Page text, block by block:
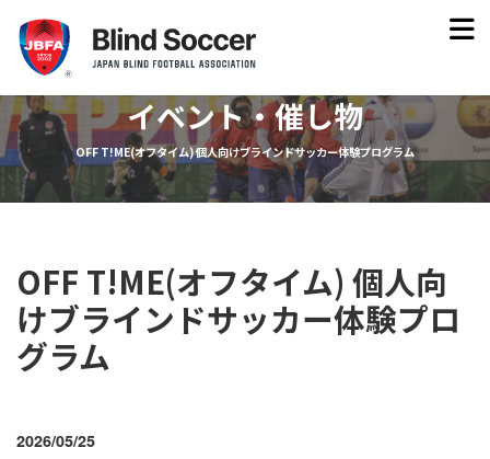
イベント・催し物
OFF T!ME(オフタイム) 個人向けブラインドサッカー体験プログラム
OFF T!ME(オフタイム) 個人向
けブラインドサッカー体験プロ
グラム
2026/05/25